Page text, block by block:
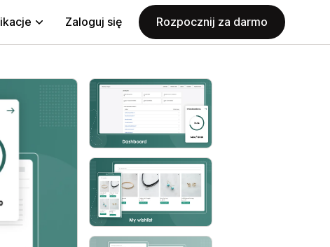
Zaloguj się Rozpocznij za darmo